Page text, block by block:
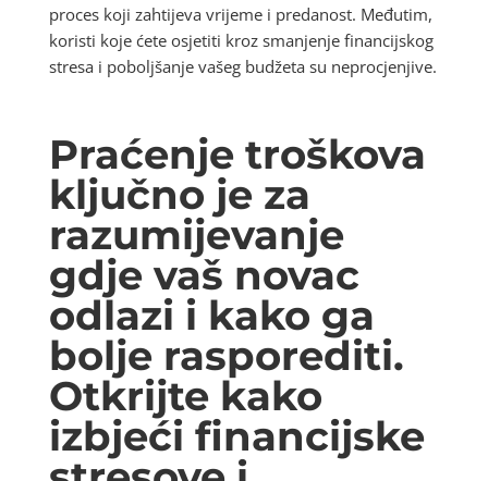
proces koji zahtijeva vrijeme i predanost. Međutim,
koristi koje ćete osjetiti kroz smanjenje financijskog
stresa i poboljšanje vašeg budžeta su neprocjenjive.
Praćenje troškova
ključno je za
razumijevanje
gdje vaš novac
odlazi i kako ga
bolje rasporediti.
Otkrijte kako
izbjeći financijske